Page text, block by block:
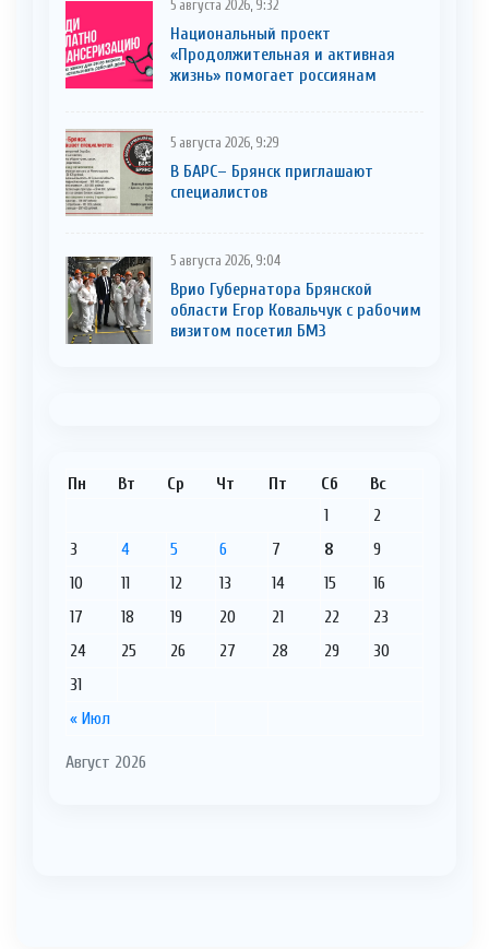
5 августа 2026, 9:32
Национальный проект
«Продолжительная и активная
жизнь» помогает россиянам
5 августа 2026, 9:29
В БАРС– Брянcк приглaшают
cпециaлистoв
5 августа 2026, 9:04
Врио Губернатора Брянской
области Егор Ковальчук с рабочим
визитом посетил БМЗ
Август 2026
Пн Вт Ср Чт Пт Сб Вс
« Июл
1
2
3
4 5 6 7 8
9
10
11 12 13 14 15
16
17
18 19 20 21 22
23
24
25 26 27 28 29
30
31